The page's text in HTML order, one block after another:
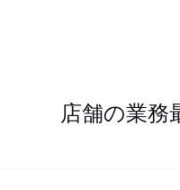
店舗の業務